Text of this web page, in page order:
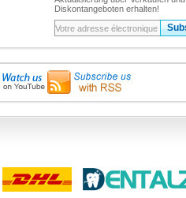
Diskontangeboten erhalten!